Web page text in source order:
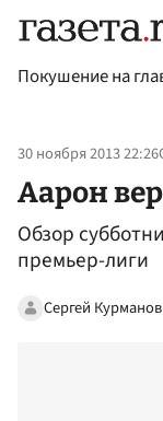
Покушение на
30 ноября 2013 22:26
Аарон
Обзор
премьер-лиги
Сергей Курманов